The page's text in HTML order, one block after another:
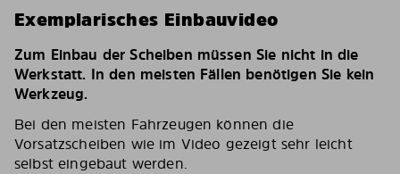
Exemplarisches Einbauvideo
Zum Einbau der Scheiben müssen Sie nicht in die
Werkstatt. In den meisten Fällen benötigen Sie kein
Werkzeug.
Bei den meisten Fahrzeugen können die
Vorsatzscheiben wie im Video gezeigt sehr leicht
selbst eingebaut werden.